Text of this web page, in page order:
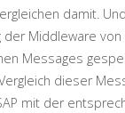
damit.
der Middleware von
Messages
dieser
mit der